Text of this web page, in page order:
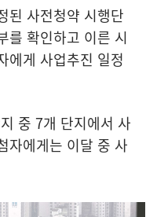
된 사전청약 시행단
를 확인하고 이른 시
에게 사업추진 일정
중 7개 단지에서 사
자에게는 이달 중 사